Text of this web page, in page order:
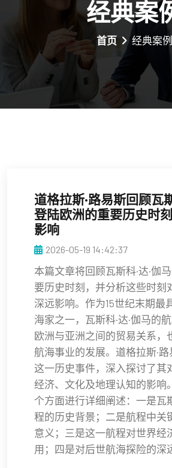
经典案
首页 经典案例
道格拉斯·路易斯回顾瓦
登陆欧洲的重要历史时
影响
2026-05-19 14:42:37
本篇文章将回顾瓦斯科·达·伽
要历史时刻，并分析这些时刻
深远影响。作为15世纪末期最
海家之一，瓦斯科·达·伽马的
欧洲与亚洲之间的贸易关系，
航海事业的发展。道格拉斯·
这一历史事件，深入探讨了其
经济、文化及地理认知的影响
个方面进行详细阐述：一是瓦
程的历史背景；二是航程中关
意义；三是这一航程对世界经
用；四是对后世航海探险的深